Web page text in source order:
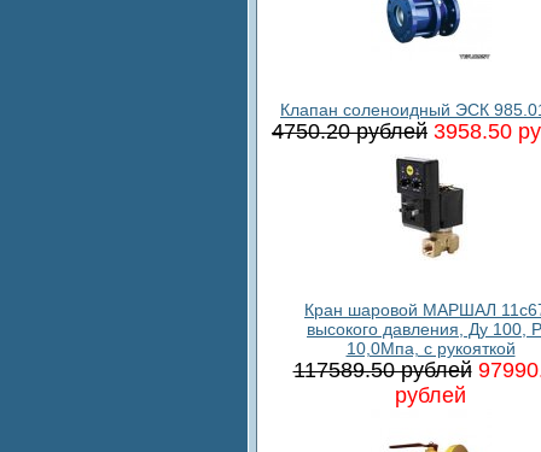
Клапан соленоидный ЭСК
4750.20 рублей 3958.50
Кран шаровой МАРШАЛ
высокого давления, Ду 100,
10,0Мпа, с рукояткой
117589.50 рублей
рублей